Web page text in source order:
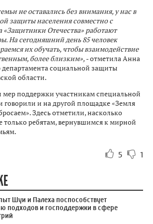
не оставались без внимания, у нас в
защиты населения совместно с
«Защитники Отечества» работают
На сегодняшний день 85 человек
их обучать, чтобы взаимодействие
более близким», - отметила Анна
социальной защиты
области.
мер поддержки участникам специальной
говорили и на другой площадке «Земля
Здесь отметили, насколько
только ребятам, вернувшимся к мирной
5 1
Шуи и Палеха поспособствует
подходов и господдержки в сфере